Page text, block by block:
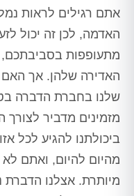
אתם רגילים לראות
האדמה, לכן זה יכול
מתעופפות בסביבתכם,
האדירה שלהן. אך
שלנו בחברת הדברה
מזמינים מדביר לצורך
ביכולתנו להגיע לכל
מהיום להיום, ואתם
מיותרת. אצלנו